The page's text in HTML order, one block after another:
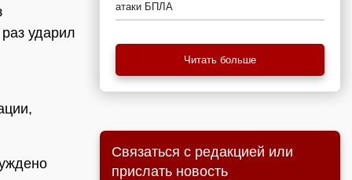
ударил
атаки БПЛА
Читать больше
Связаться с редакцией или
прислать новость